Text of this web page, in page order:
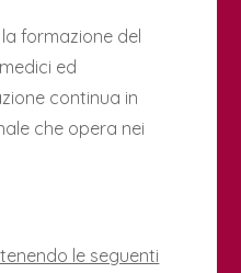
formazione del
ed
continua in
che opera nei
le seguenti